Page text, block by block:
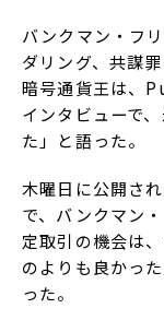
バンクマン・フ
ダリング、共謀
暗号通貨王は、
インタビューで
た」と語った。
木曜日に公開さ
で、バンクマン
定取引の機会は
のよりも良かっ
った。